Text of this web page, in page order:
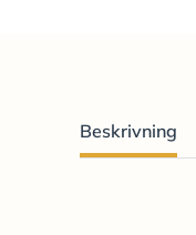
Beskrivning